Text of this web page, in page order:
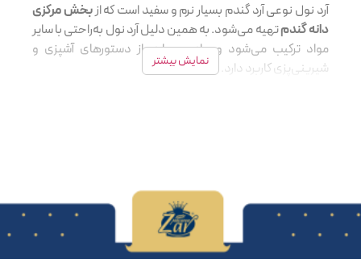
آرد نول نوعی آرد گندم بسیار نرم و سفید است که ازبخش مرکزی
دانه گندمتهیه می‌شود. به همین دلیل آرد نول به‌راحتی با سایر
مواد ترکیب می‌شود و برای بسیاری از دستورهای آشپزی و
شیرینی‌پزی کاربرد دارد.
واقع همان آرد گندم نول محسوب می‌شود. به دلیل همین
بافت لطیف، آرد نول معمولاً در تهیه انواع کیک، شیرینی،
بیسکویت، خمیر پیتزا و برخی نان‌های نرم استفاده می‌شود.
نمایش بیشتر